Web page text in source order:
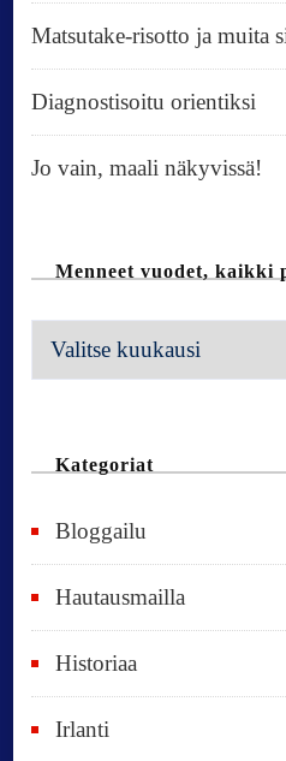
Matsutake-risotto ja muita
Diagnostisoitu orientiksi
Jo vain, maali näkyvissä!
Menneet vuodet, kaikki
M
e
e
v
u
o
Kategoriat
Bloggailu
Hautausmailla
Historiaa
Irlanti